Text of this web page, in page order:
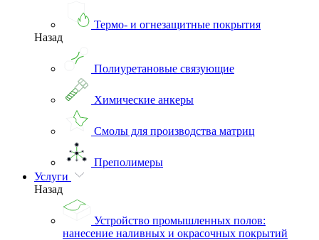
Термо- и огнезащитные покрытия
Назад
Полиуретановые связующие
Химические анкеры
Смолы для производства матриц
Преполимеры
Услуги
Назад
Устройство промышленных полов:
нанесение наливных и окрасочных покрытий